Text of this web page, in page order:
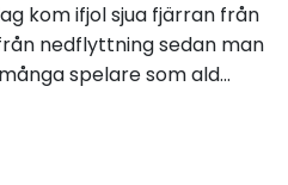
kom ifjol sjua fjärran från
nedflyttning sedan man
spelare som ald...